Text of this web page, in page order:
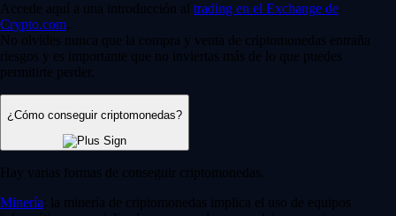
Accede aquí a una introducción al trading en el Exchange de
Crypto.com
No olvides nunca que la compra y venta de criptomonedas entraña
riesgos y es importante que no inviertas más de lo que puedes
permitirte perder.
¿Cómo conseguir criptomonedas?
Hay varias formas de conseguir criptomonedas.
Minería: la minería de criptomonedas implica el uso de equipos